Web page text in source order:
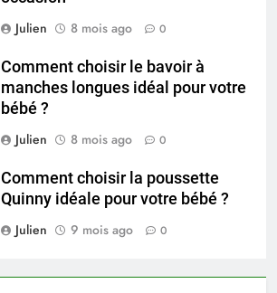
Julien
8 mois ago 0
Comment choisir le bavoir à
manches longues idéal pour votre
bébé ?
Julien
8 mois ago 0
Comment choisir la poussette
Quinny idéale pour votre bébé ?
Julien
9 mois ago 0